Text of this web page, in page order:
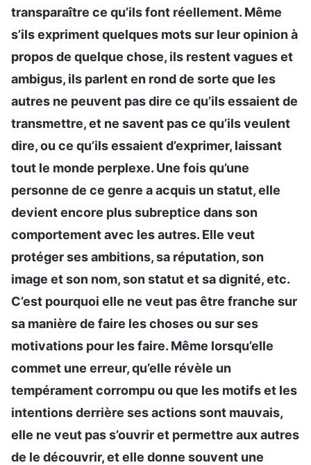
transparaître ce qu’ils font réellement. Même
s’ils expriment quelques mots sur leur opinion à
propos de quelque chose, ils restent vagues et
ambigus, ils parlent en rond de sorte que les
autres ne peuvent pas dire ce qu’ils essaient de
transmettre, et ne savent pas ce qu’ils veulent
dire, ou ce qu’ils essaient d’exprimer, laissant
tout le monde perplexe. Une fois qu’une
personne de ce genre a acquis un statut, elle
devient encore plus subreptice dans son
comportement avec les autres. Elle veut
protéger ses ambitions, sa réputation, son
image et son nom, son statut et sa dignité, etc.
C’est pourquoi elle ne veut pas être franche sur
sa manière de faire les choses ou sur ses
motivations pour les faire. Même lorsqu’elle
commet une erreur, qu’elle révèle un
tempérament corrompu ou que les motifs et les
intentions derrière ses actions sont mauvais,
elle ne veut pas s’ouvrir et permettre aux autres
de le découvrir, et elle donne souvent une